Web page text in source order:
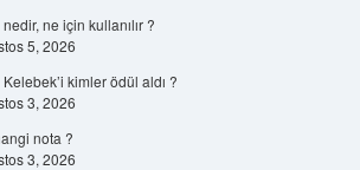
ne için kullanılır ?
5, 2026
Kelebek’i kimler ödül aldı ?
3, 2026
nota ?
3, 2026